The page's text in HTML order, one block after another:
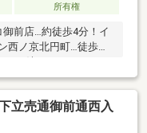
所有権
前店…約徒歩4分！イ
西ノ京北円町…徒歩約9
ど決まらなかった…
販売”にご相談下さ
ったりの不動産をお探
境など、お客様の希望
ちろん、不動産購入
立売通御前通西入